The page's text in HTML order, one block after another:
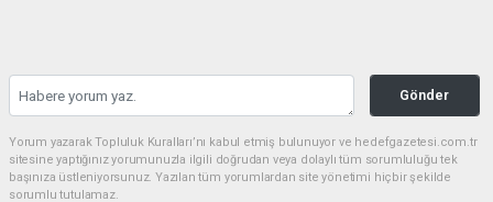
Gönder
Yorum yazarak Topluluk Kuralları’nı kabul etmiş bulunuyor ve hedefgazetesi.com.tr
sitesine yaptığınız yorumunuzla ilgili doğrudan veya dolaylı tüm sorumluluğu tek
başınıza üstleniyorsunuz. Yazılan tüm yorumlardan site yönetimi hiçbir şekilde
sorumlu tutulamaz.